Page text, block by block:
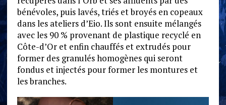
bénévoles, puis lavés, triés et broyés en copeaux
dans les ateliers d’Eio. Ils sont ensuite mélangés
avec les 90 % provenant de plastique recyclé en
Côte-d’Or et enfin chauffés et extrudés pour
former des granulés homogènes qui seront
fondus et injectés pour former les montures et
les branches.